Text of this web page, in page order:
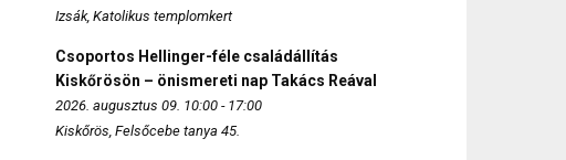
Izsák, Katolikus templomkert
Csoportos Hellinger-féle családállítás
Kiskőrösön – önismereti nap Takács Reával
2026. augusztus 09. 10:00 - 17:00
Kiskőrös, Felsőcebe tanya 45.